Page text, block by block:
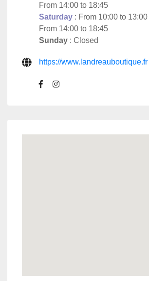
From 14:00 to 18:45
Saturday : From 10:00 to 13:00
From 14:00 to 18:45
Sunday : Closed
https://www.landreauboutique.fr